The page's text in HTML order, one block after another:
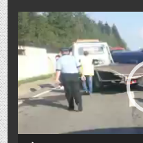
Player
video